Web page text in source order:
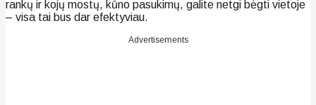
rankų ir kojų mostų, kūno pasukimų, galite netgi bėgti vietoje
– visa tai bus dar efektyviau.
Advertisements